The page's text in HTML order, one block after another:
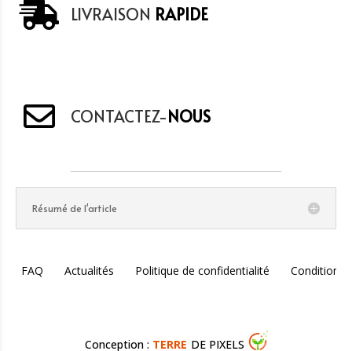
LIVRAISON RAPIDE
CONTACTEZ-NOUS
Résumé de l'article
FAQ Actualités Politique de confidentialité Conditions
Conception : TERRE DE PIXELS